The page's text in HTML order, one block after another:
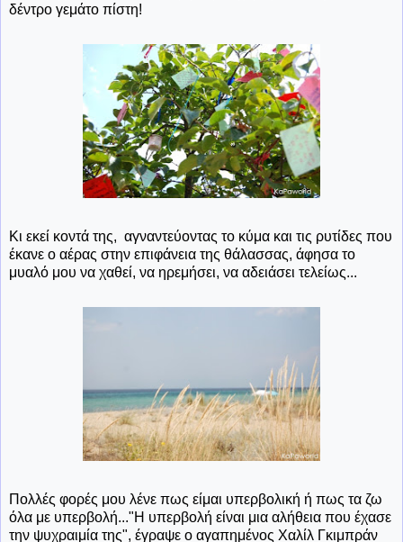
δέντρο γεμάτο πίστη!
Κι εκεί κοντά της, αγναντεύοντας το κύμα και τις ρυτίδες που
έκανε ο αέρας στην επιφάνεια της θάλασσας, άφησα το
μυαλό μου να χαθεί, να ηρεμήσει, να αδειάσει τελείως...
Πολλές φορές μου λένε πως είμαι υπερβολική ή πως τα ζω
όλα με υπερβολή..."Η υπερβολή είναι μια αλήθεια που έχασε
την ψυχραιμία της", έγραψε ο αγαπημένος Χαλίλ Γκιμπράν